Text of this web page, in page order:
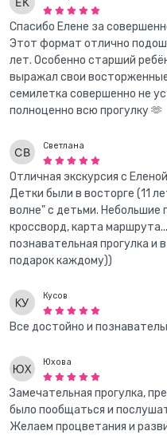
Спасибо Елене за
Этот формат отлично
лет. Особенно старший
выражал свои
семилетка совершенно не
полноценно всю прогулку 🫶
Светлана
Отличная экскурсия с
Детки были в восторге (11
волне" с детьми. Небольшие
кроссворд, карта
познавательная прогулка и
подарок каждому))
Кусов
Все достойно и
Юхова
Замечательная прогулка,
было пообщаться и
Желаем процветания и